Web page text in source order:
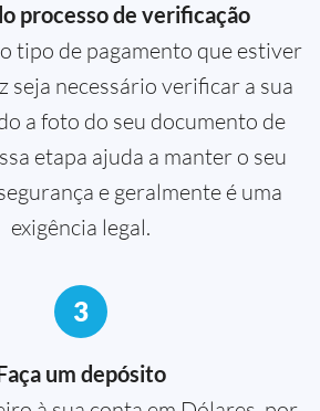
processo de verificação
tipo de pagamento que estiver
seja necessário verificar a sua
a foto do seu documento de
etapa ajuda a manter o seu
e geralmente é uma
exigência legal.
3
um depósito